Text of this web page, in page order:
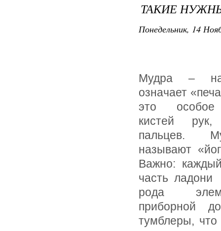
ТАКИЕ
Понедельник, 14
Мудра – на
означает
это особое
кистей рук,
пальцев.
называют
Важно:
часть
рода
приборной
тумблеры,